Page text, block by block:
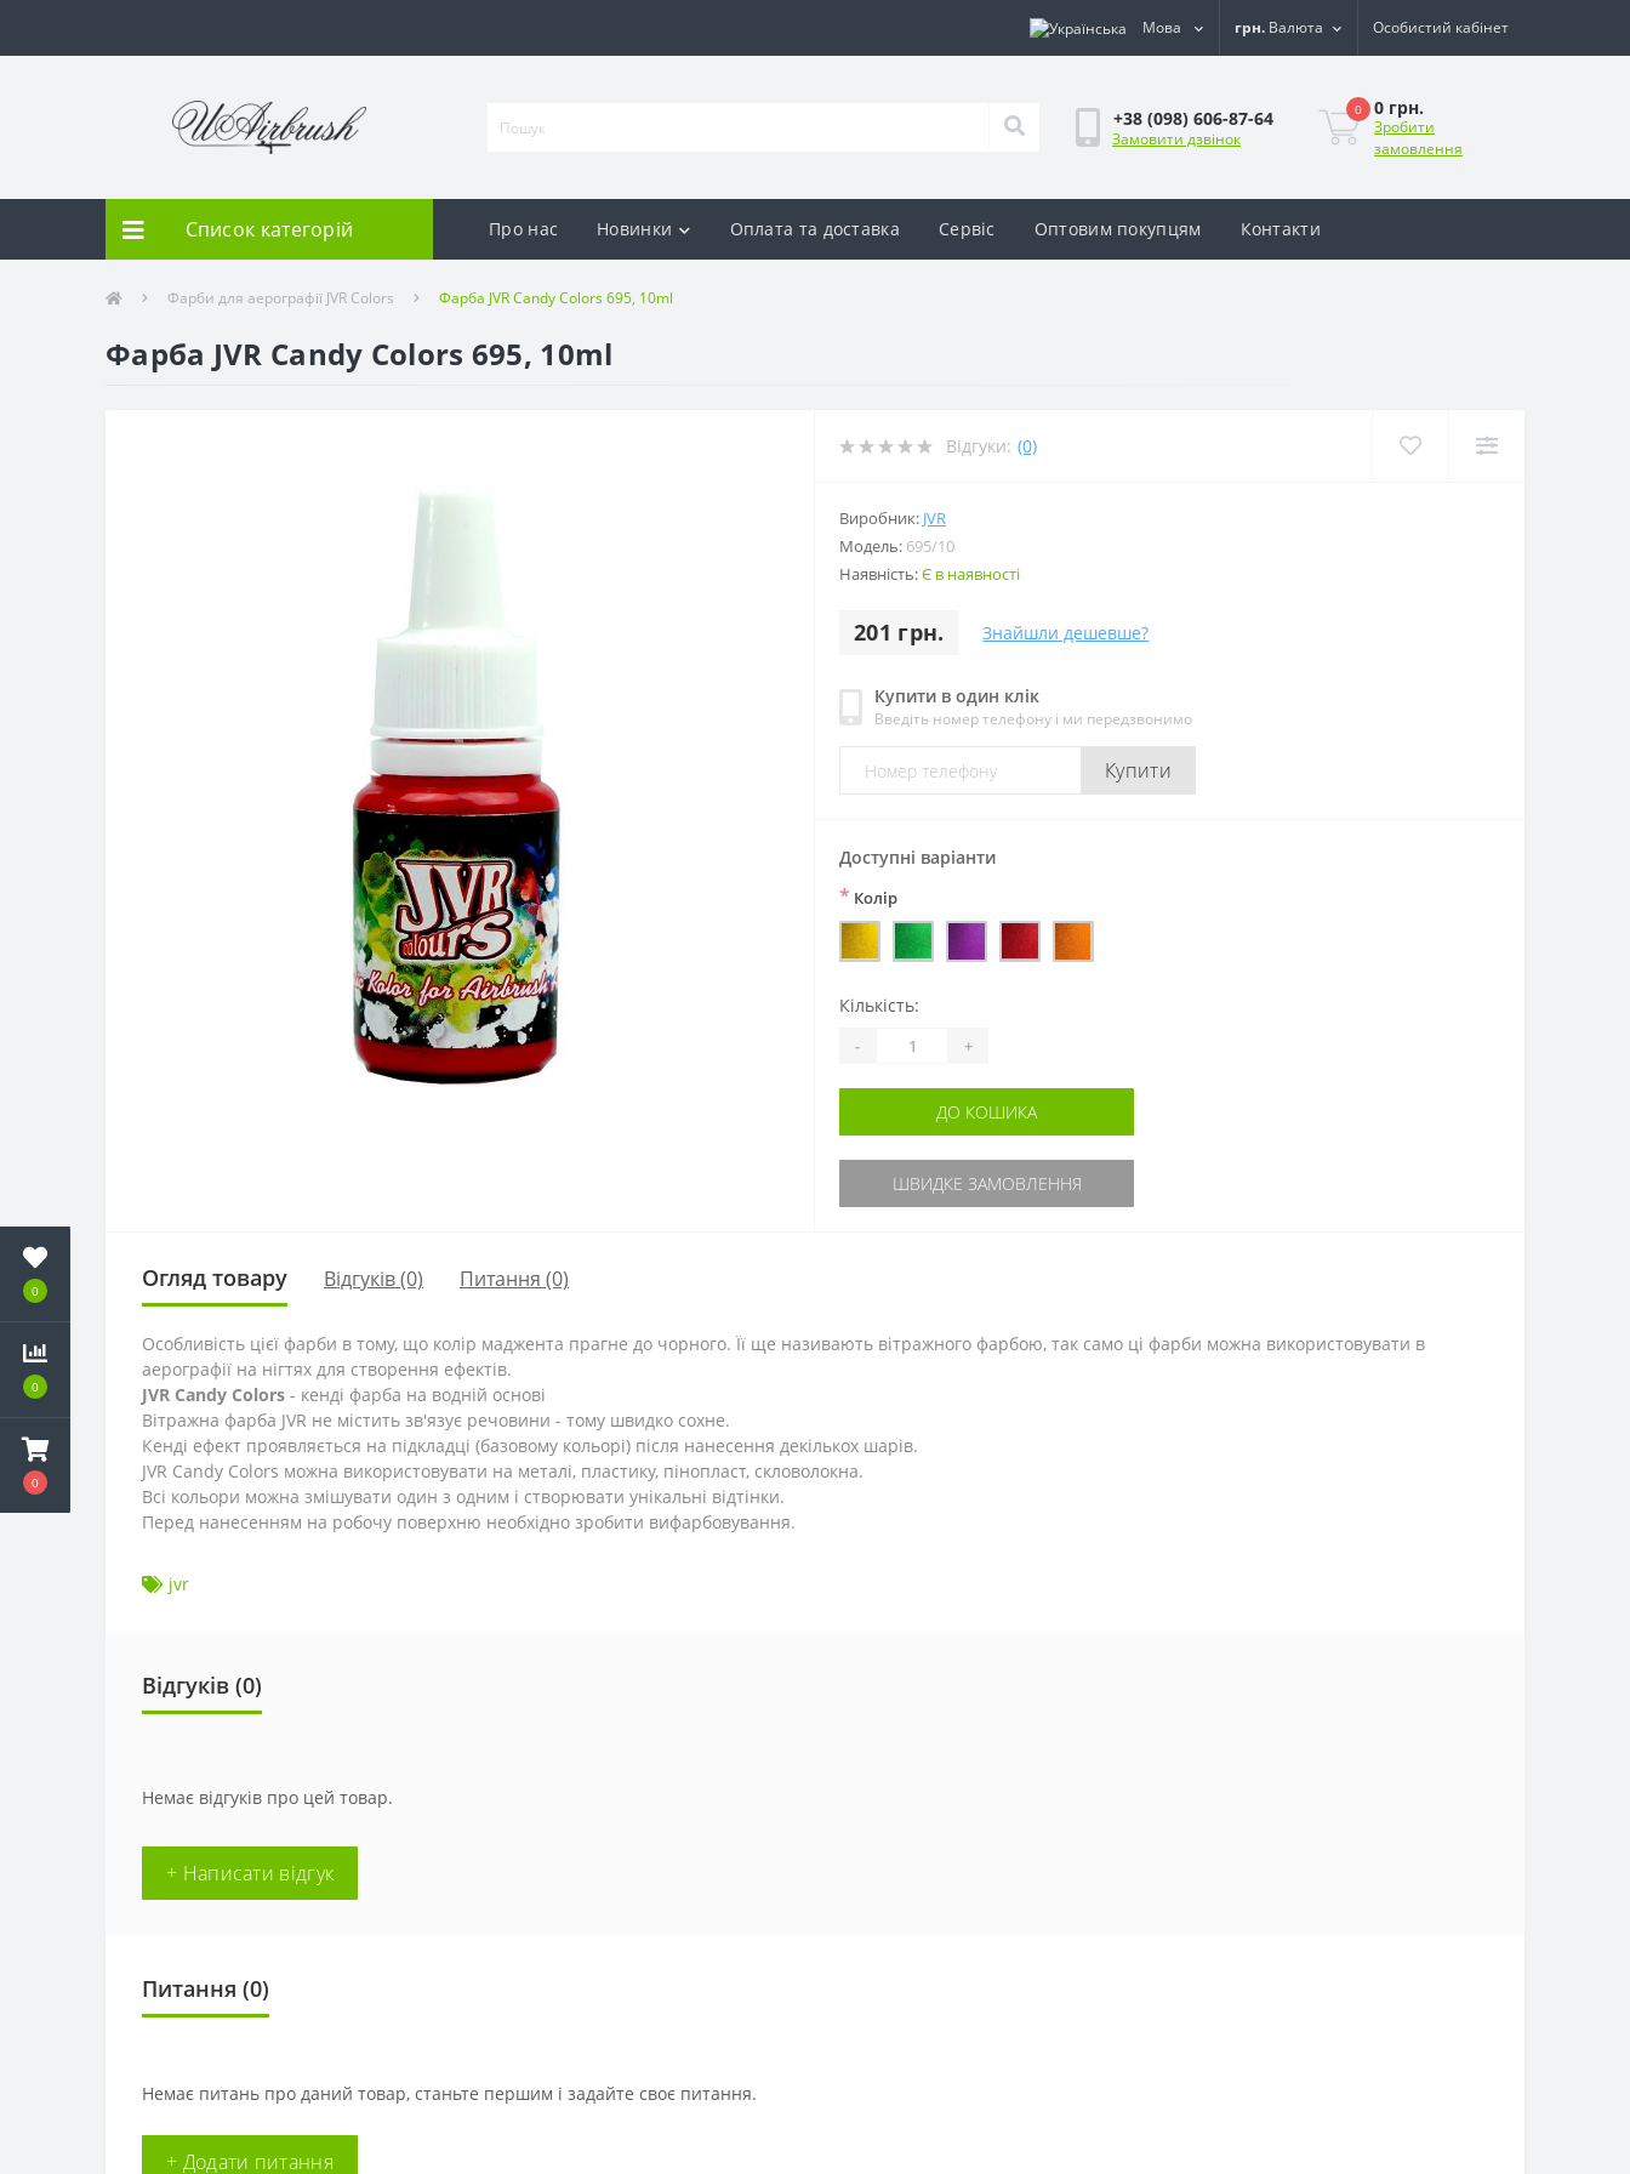
0
0
0
Мова грн. Валюта Особистий кабінет
+38 (098) 606-87-64
Замовити дзвінок
0 0 грн.
Зробити
замовлення
Список категорій Про нас Новинки Оплата та доставка Сервіс Оптовим покупцям Контакти
Фарби для аерографії JVR Colors Фарба JVR Candy Colors 695, 10ml
Фарба JVR Candy Colors 695, 10ml
Відгуки: (0)
Виробник: JVR
Модель: 695/10
Наявність:Є в наявності
201 грн. Знайшли дешевше?
Купити в один клік
Введіть номер телефону і ми передзвонимо
Купити
Доступні варіанти
* Колір
Кількість:
- +
ДО КОШИКА
ШВИДКЕ ЗАМОВЛЕННЯ
Огляд товару Відгуків (0) Питання (0)
Особливість цієї фарби в тому, що колір маджента прагне до чорного. Її ще називають вітражного фарбою, так само ці фарби можна використовувати в
аерографії на нігтях для створення ефектів.
JVR Candy Colors - кенді фарба на водній основі
Вітражна фарба JVR не містить зв'язує речовини - тому швидко сохне.
Кенді ефект проявляється на підкладці (базовому кольорі) після нанесення декількох шарів.
JVR Candy Colors можна використовувати на металі, пластику, пінопласт, скловолокна.
Всі кольори можна змішувати один з одним і створювати унікальні відтінки.
Перед нанесенням на робочу поверхню необхідно зробити вифарбовування.
jvr
Відгуків (0)
Немає відгуків про цей товар.
+ Написати відгук
Питання (0)
Немає питань про даний товар, станьте першим і задайте своє питання.
+ Додати питання